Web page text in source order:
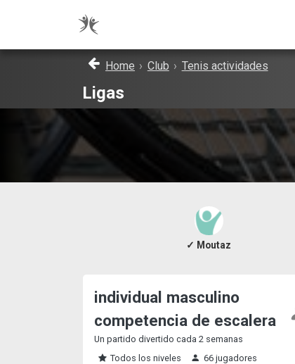
Home › Club › Tenis actividades
Ligas
✓ Moutaz
individual masculino
competencia de escalera
Un partido divertido cada 2 semanas
Todos los niveles
66 jugadores